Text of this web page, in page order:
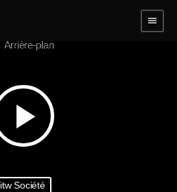
menu
play_arrow
itw Société